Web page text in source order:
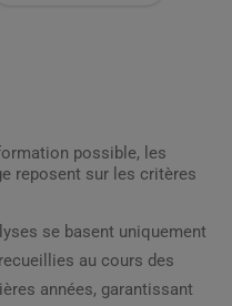
possible, les
reposent sur les critères
se basent uniquement
au cours des
années, garantissant